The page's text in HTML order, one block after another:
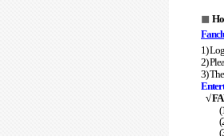
◼
1)
2)
3)
√